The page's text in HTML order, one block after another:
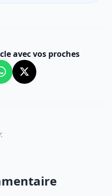
avec vos proches